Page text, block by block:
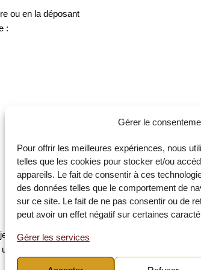
Gérer le
Pour offrir les meilleures expériences, nous
telles que les cookies pour stocker et/ou
appareils. Le fait de consentir à ces
des données telles que le comportement de
sur ce site. Le fait de ne pas consentir ou de
peut avoir un effet négatif sur certaines
Gérer les services
ou en la déposant
:
qui va bien au-
élan de solidarité